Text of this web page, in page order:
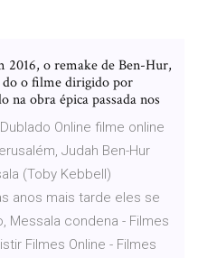
2016, o remake de Ben-Hur,
do o filme dirigido por
obra épica passada nos
Online filme online
Judah Ben-Hur
(Toby Kebbell)
anos mais tarde eles se
Messala condena - Filmes
Filmes Online - Filmes